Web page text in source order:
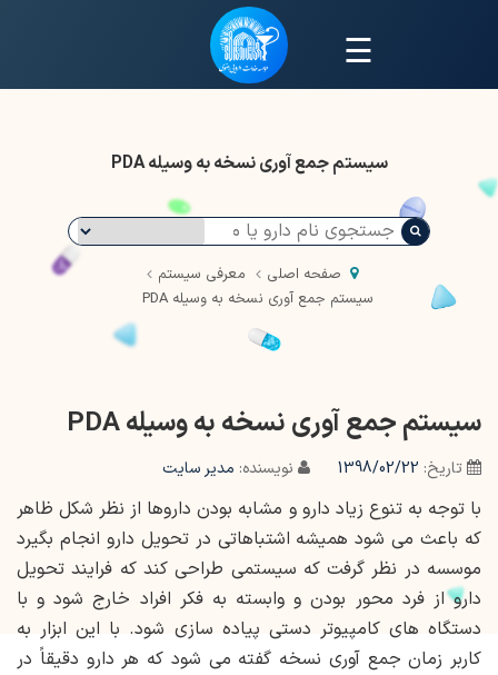
☰
سیستم جمع آوری نسخه به وسیله PDA
صفحه اصلی
معرفی سیستم
سیستم جمع آوری نسخه به وسیله PDA
سیستم جمع آوری نسخه به وسیله PDA
تاریخ: 1398/02/22 نویسنده: مدیر سایت
با توجه به تنوع زیاد دارو و مشابه بودن داروها از نظر شکل ظاهر
که باعث می شود همیشه اشتباهاتی در تحویل دارو انجام بگیرد
موسسه در نظر گرفت که سیستمی طراحی کند که فرایند تحویل
دارو از فرد محور بودن و وابسته به فکر افراد خارج شود و با
دستگاه های کامپیوتر دستی پیاده سازی شود. با این ابزار به
کاربر زمان جمع آوری نسخه گفته می شود که هر دارو دقیقاً در